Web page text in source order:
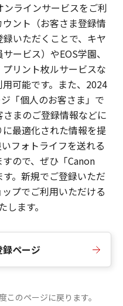
ンラインサービスをご利
ント（お客さま登録情
いただくことで、キヤ
ービス）やEOS学園、
リント枚ルサービスな
可能です。また、2024
「個人のお客さま」で
まのご登録情報などに
最適化された情報を提
フォトライフを送れる
ので、ぜひ「Canon
。新規でご登録いただ
プでご利用いただける
ます。
ページ
のページに戻ります。